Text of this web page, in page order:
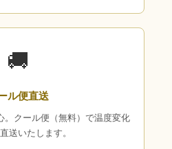
🚚
ル便直送
。クール便（無料）で温度変化
送いたします。